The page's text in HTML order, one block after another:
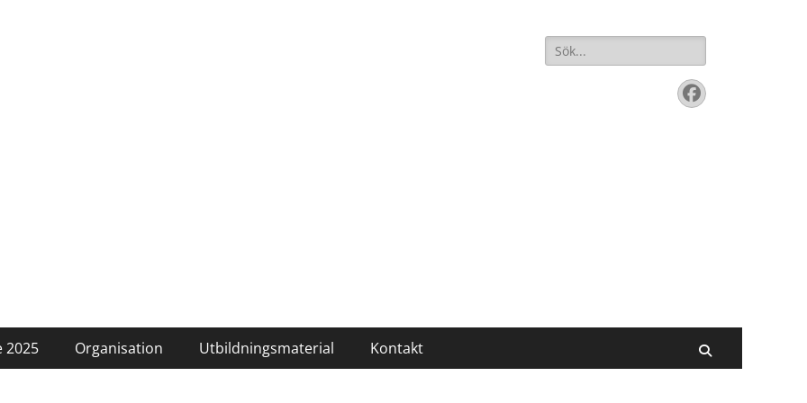
Sök
efter:
Facebook
2025 Organisation Utbildningsmaterial Kontakt